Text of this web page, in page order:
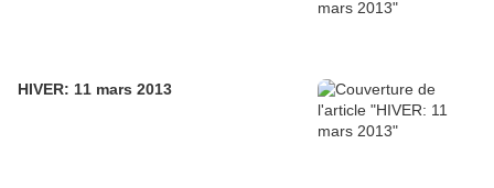
HIVER: 11 mars 2013